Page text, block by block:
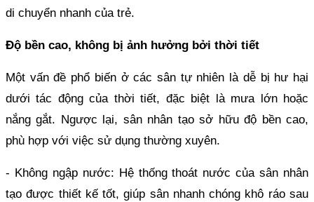
di chuyển nhanh của trẻ.
Độ bền cao, không bị ảnh hưởng bởi thời tiết
Một vấn đề phổ biến ở các sân tự nhiên là dễ bị hư hại
dưới tác động của thời tiết, đặc biệt là mưa lớn hoặc
nắng gắt. Ngược lại, sân nhân tạo sở hữu độ bền cao,
phù hợp với việc sử dụng thường xuyên.
- Không ngập nước: Hệ thống thoát nước của sân nhân
tạo được thiết kế tốt, giúp sân nhanh chóng khô ráo sau